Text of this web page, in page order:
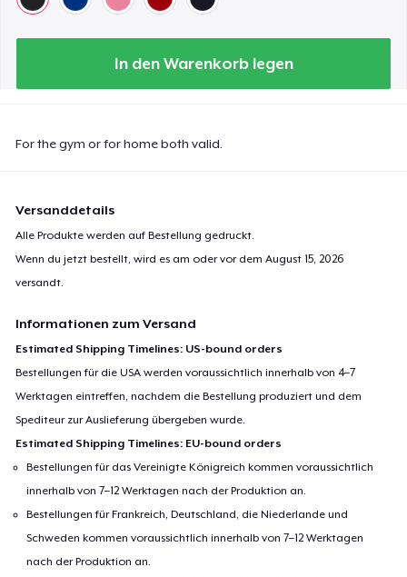
In den Warenkorb legen
For the gym or for home both valid.
Versanddetails
Alle Produkte werden auf Bestellung gedruckt.
Wenn du jetzt bestellt, wird es am oder vor demAugust 15, 2026
versandt.
Informationen zum Versand
Estimated Shipping Timelines: US-bound orders
Bestellungen für die USA werden voraussichtlich innerhalb von 4–7
Werktagen eintreffen, nachdem die Bestellung produziert und dem
Spediteur zur Auslieferung übergeben wurde.
Estimated Shipping Timelines: EU-bound orders
Bestellungen für das Vereinigte Königreich kommen voraussichtlich
innerhalb von 7–12 Werktagen nach der Produktion an.
Bestellungen für Frankreich, Deutschland, die Niederlande und
Schweden kommen voraussichtlich innerhalb von 7–12 Werktagen
nach der Produktion an.